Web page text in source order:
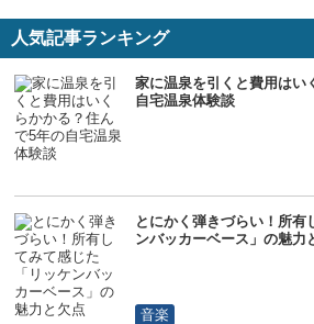
人気記事ランキング
家に温泉を引くと費用はい
自宅温泉体験談
とにかく弾きづらい！所有
ンバッカーベース」の魅力
音楽